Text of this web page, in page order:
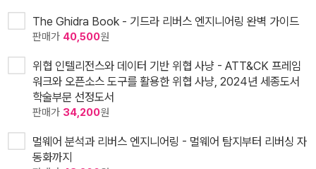
The Ghidra Book - 기드라 리버스 엔지니어링 완벽 가이드
판매가 40,500원
위협 인텔리전스와 데이터 기반 위협 사냥 - ATT&CK 프레임
워크와 오픈소스 도구를 활용한 위협 사냥, 2024년 세종도서
학술부문 선정도서
판매가 34,200원
멀웨어 분석과 리버스 엔지니어링 - 멀웨어 탐지부터 리버싱 자
동화까지